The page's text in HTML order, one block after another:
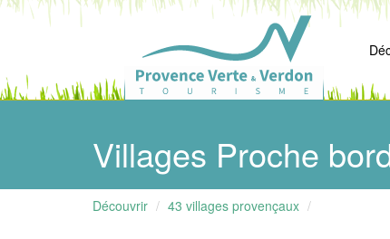
Villages Proche
Découvrir 43 villages provençaux